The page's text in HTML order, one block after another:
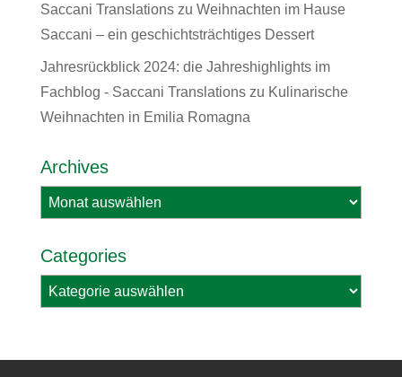
Saccani Translationszu Weihnachten im Hause
Saccani – ein geschichtsträchtiges Dessert
Jahresrückblick 2024: die Jahreshighlights im
Fachblog - Saccani Translationszu Kulinarische
Weihnachten in Emilia Romagna
Archives
Archives
Categories
Categories